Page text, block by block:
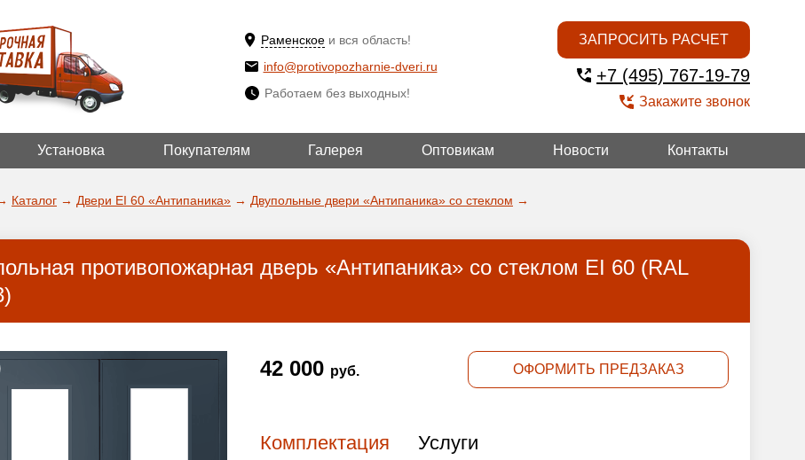
Раменское и вся область!
ДА!
ВЫБРАТЬ ДРУГОЙ
info@protivopozharnie-dveri.ru
Работаем без выходных!
ЗАПРОСИТЬ РАСЧЕТ
+7 (495) 767-19-79
Закажите звонок
Установка Покупателям Галерея Оптовикам Новости Контакты
Каталог → Двери EI 60 «Антипаника» → Двупольные двери «Антипаника» со стеклом →
противопожарная дверь «Антипаника» со стеклом EI 60 (RAL
42 000 руб. ОФОРМИТЬ ПРЕДЗАКАЗ
Комплектация Услуги